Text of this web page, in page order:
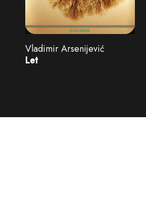
Vladimir Arsenijević
Let